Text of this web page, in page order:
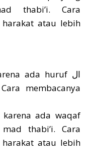
thabi’i. Cara
atau lebih
membacanya
thabi’i. Cara
atau lebih